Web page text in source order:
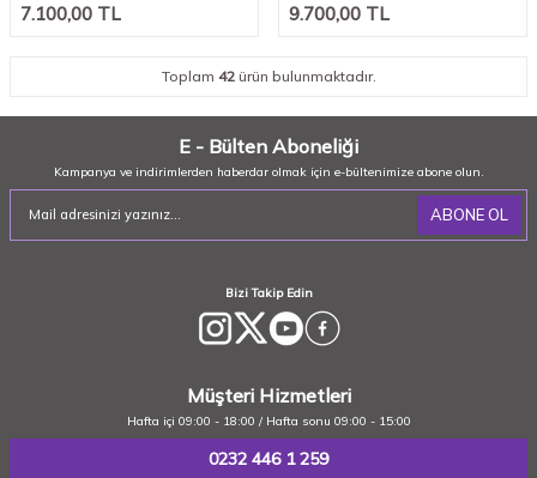
7.100,00 TL 9.700,00 TL
Toplam 42ürün bulunmaktadır.
E - Bülten Aboneliği
Kampanya ve indirimlerden haberdar olmak için e-bültenimize abone olun.
ABONE OL
Bizi Takip Edin
Müşteri Hizmetleri
Hafta içi 09:00 - 18:00 / Hafta sonu 09:00 - 15:00
0232 446 1 259